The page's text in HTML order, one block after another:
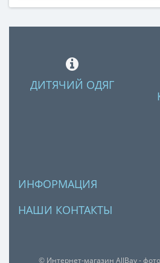
ДИТЯЧИЙ ОДЯГ
ИНФОРМАЦИЯ
НАШИ КОНТАКТЫ
© Интернет-магазин AllBay -